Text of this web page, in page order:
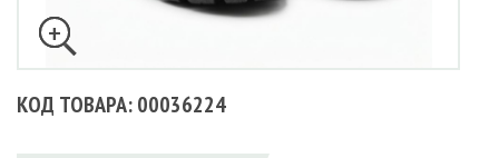
КОД ТОВАРА: 00036224